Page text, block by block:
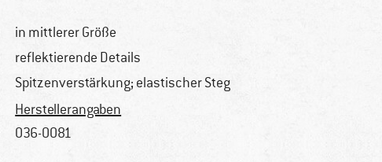
in mittlerer Größe
reflektierende Details
Spitzenverstärkung; elastischer Steg
Herstellerangaben
036-0081